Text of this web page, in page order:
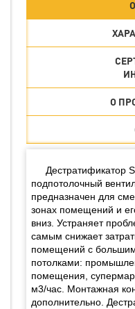
О
Дестратификатор
подпотолочный
предназначен для
зонах помещений и
вниз. Устраняет
самым снижает
помещений с
потолками:
помещения,
м3/час. Монтажная
дополнительно.